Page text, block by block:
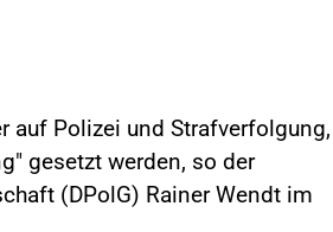
auf Polizei und Strafverfolgung,
gesetzt werden, so der
(DPolG) Rainer Wendt im